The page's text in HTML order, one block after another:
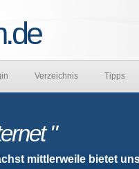
Verzeichnis Tipps
"
mittlerweile bietet